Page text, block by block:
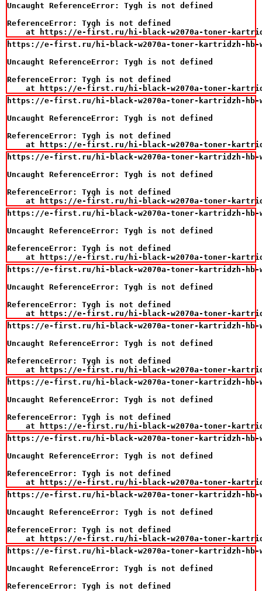
Uncaught ReferenceError: Tygh is not defined
ReferenceError: Tygh is not defined
at https://e-first.ru/hi-black-w2070a-toner-
https://e-first.ru/hi-black-w2070a-toner-kartridzh-hb-
Uncaught ReferenceError: Tygh is not defined
ReferenceError: Tygh is not defined
at https://e-first.ru/hi-black-w2070a-toner-
https://e-first.ru/hi-black-w2070a-toner-kartridzh-hb-
Uncaught ReferenceError: Tygh is not defined
ReferenceError: Tygh is not defined
at https://e-first.ru/hi-black-w2070a-toner-
https://e-first.ru/hi-black-w2070a-toner-kartridzh-hb-
Uncaught ReferenceError: Tygh is not defined
ReferenceError: Tygh is not defined
at https://e-first.ru/hi-black-w2070a-toner-
https://e-first.ru/hi-black-w2070a-toner-kartridzh-hb-
Uncaught ReferenceError: Tygh is not defined
ReferenceError: Tygh is not defined
at https://e-first.ru/hi-black-w2070a-toner-
https://e-first.ru/hi-black-w2070a-toner-kartridzh-hb-
Uncaught ReferenceError: Tygh is not defined
ReferenceError: Tygh is not defined
at https://e-first.ru/hi-black-w2070a-toner-
https://e-first.ru/hi-black-w2070a-toner-kartridzh-hb-
Uncaught ReferenceError: Tygh is not defined
ReferenceError: Tygh is not defined
at https://e-first.ru/hi-black-w2070a-toner-
https://e-first.ru/hi-black-w2070a-toner-kartridzh-hb-
Uncaught ReferenceError: Tygh is not defined
ReferenceError: Tygh is not defined
at https://e-first.ru/hi-black-w2070a-toner-
https://e-first.ru/hi-black-w2070a-toner-kartridzh-hb-
Uncaught ReferenceError: Tygh is not defined
ReferenceError: Tygh is not defined
at https://e-first.ru/hi-black-w2070a-toner-
https://e-first.ru/hi-black-w2070a-toner-kartridzh-hb-
Uncaught ReferenceError: Tygh is not defined
ReferenceError: Tygh is not defined
at https://e-first.ru/hi-black-w2070a-toner-
https://e-first.ru/hi-black-w2070a-toner-kartridzh-hb-
Uncaught ReferenceError: Tygh is not defined
ReferenceError: Tygh is not defined